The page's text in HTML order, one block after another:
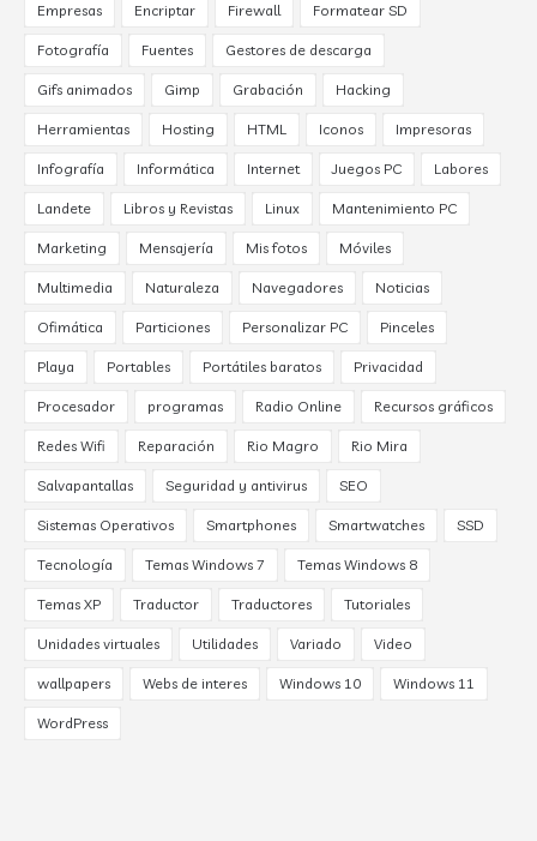
Empresas Encriptar Firewall Formatear SD
Fotografía Fuentes Gestores de descarga
Gifs animados Gimp Grabación Hacking
Herramientas Hosting HTML Iconos Impresoras
Infografía Informática Internet Juegos PC Labores
Landete Libros y Revistas Linux Mantenimiento PC
Marketing Mensajería Mis fotos Móviles
Multimedia Naturaleza Navegadores Noticias
Ofimática Particiones Personalizar PC Pinceles
Playa Portables Portátiles baratos Privacidad
Procesador programas Radio Online Recursos gráficos
Redes Wifi Reparación Rio Magro Rio Mira
Salvapantallas Seguridad y antivirus SEO
Sistemas Operativos Smartphones Smartwatches SSD
Tecnología Temas Windows 7 Temas Windows 8
Temas XP Traductor Traductores Tutoriales
Unidades virtuales Utilidades Variado Video
wallpapers Webs de interes Windows 10 Windows 11
WordPress